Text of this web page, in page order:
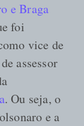
e Braga
foi
vice de
assessor
. Ou seja, o
e a